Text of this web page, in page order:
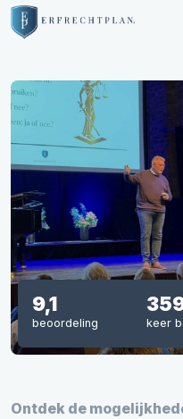
Ontdek de
9,1
beoordeling keer